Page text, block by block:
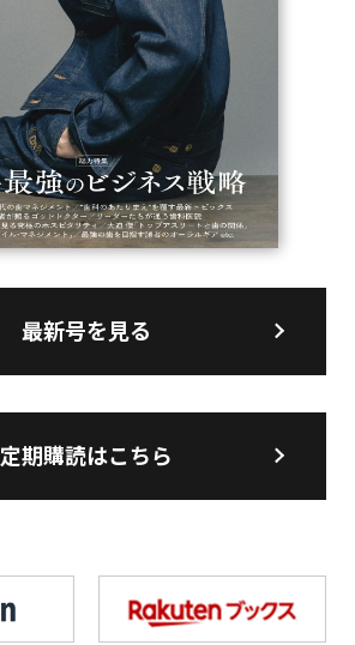
最新号を見る
定期購読はこちら